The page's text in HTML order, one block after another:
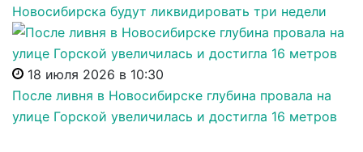
Новосибирска будут ликвидировать три недели
18 июля 2026 в 10:30
После ливня в Новосибирске глубина провала на
улице Горской увеличилась и достигла 16 метров